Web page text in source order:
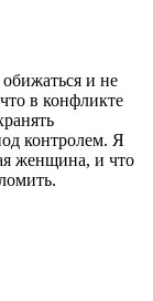
и не
в конфликте
контролем. Я
женщина, и что